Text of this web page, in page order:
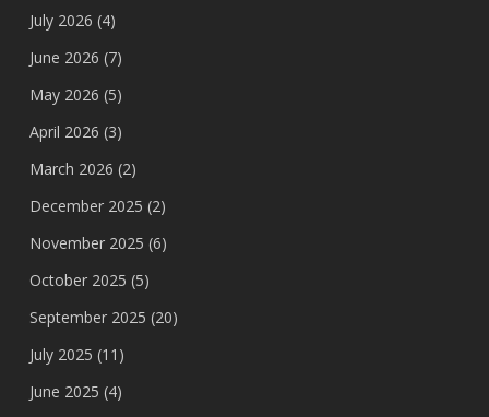
July 2026 (4)
June 2026 (7)
May 2026 (5)
April 2026 (3)
March 2026 (2)
December 2025 (2)
November 2025 (6)
October 2025 (5)
September 2025 (20)
July 2025 (11)
June 2025 (4)